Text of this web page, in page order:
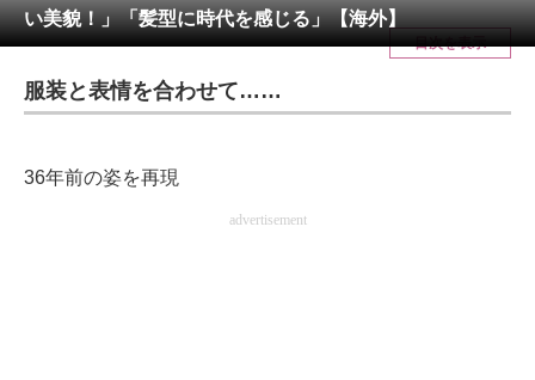
メディア
注目記事を集めた総合ページ
ITの今と未来を見通す
い美貌！」「髪型に時代を感じる」【海外】
目次を表示
服装と表情を合わせて……
36年前の姿を再現
advertisement